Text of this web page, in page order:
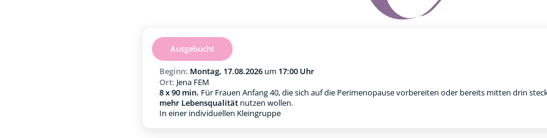
Ausgebucht
Beginn: Montag, 17.08.2026 um 17:00 Uhr
Ort: Jena FEM
8 x 90 min. Für Frauen Anfang 40, die sich auf die Perimenopause vorbereiten oder bereits mitten drin
mehr Lebensqualität nutzen wollen.
In einer individuellen Kleingruppe